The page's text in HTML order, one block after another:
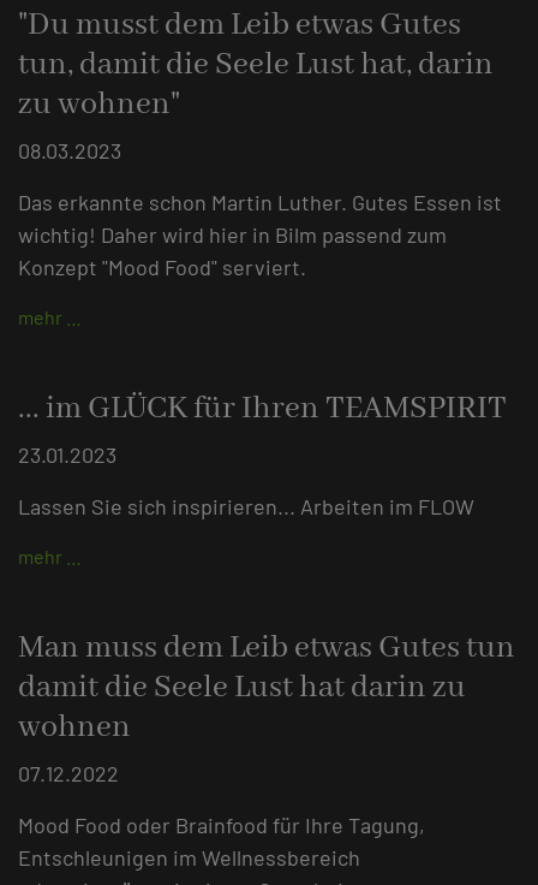
"Du musst dem Leib etwas Gutes
tun, damit die Seele Lust hat, darin
zu wohnen"
08.03.2023
Das erkannte schon Martin Luther. Gutes Essen ist
wichtig! Daher wird hier in Bilm passend zum
Konzept "Mood Food" serviert.
mehr …
... im GLÜCK für Ihren TEAMSPIRIT
23.01.2023
Lassen Sie sich inspirieren... Arbeiten im FLOW
mehr …
Man muss dem Leib etwas Gutes tun
damit die Seele Lust hat darin zu
wohnen
07.12.2022
Mood Food oder Brainfood für Ihre Tagung,
Entschleunigen im Wellnessbereich